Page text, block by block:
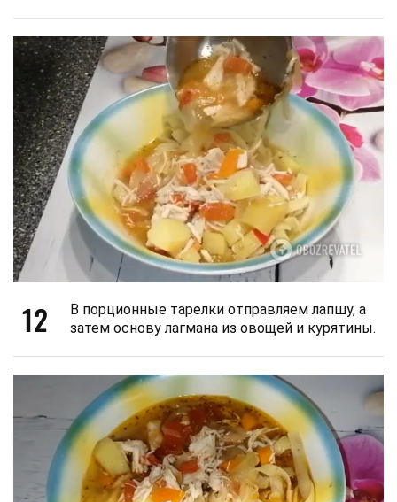
12
В порционные тарелки отправляем лапшу, а
затем основу лагмана из овощей и курятины.